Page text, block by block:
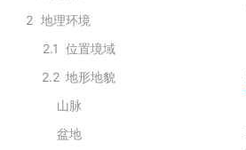
2 地理环境
2.1 位置境域
2.2 地形地貌
山脉
盆地